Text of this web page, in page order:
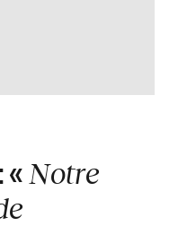
« Notre